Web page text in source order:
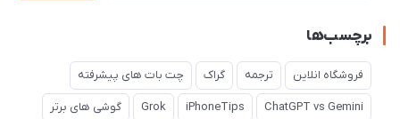
برچسب‌ها
فروشگاه انلاین ترجمه گراک چت بات های پیشرفته
ChatGPT vs Gemini
iPhoneTips
Grok گوشی های برتر